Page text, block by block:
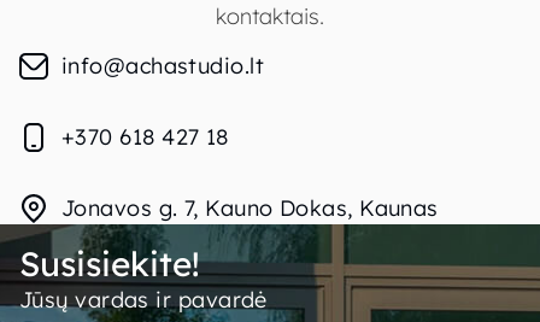
kontaktais.
info@achastudio.lt
+370 618 427 18
Jonavos g. 7, Kauno Dokas, Kaunas
Susisiekite!
Jūsų vardas ir pavardė